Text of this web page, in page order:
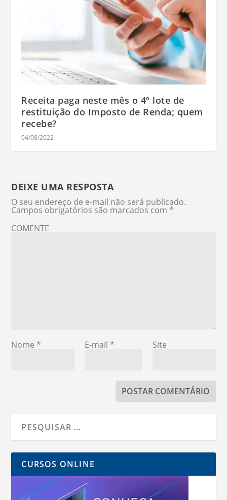
Receita paga neste mês o 4º lote de
restituição do Imposto de Renda; quem
recebe?
04/08/2022
DEIXE UMA RESPOSTA
O seu endereço de e-mail não será publicado.
Campos obrigatórios são marcados com *
COMENTE
Nome * E-mail * Site
CURSOS ONLINE